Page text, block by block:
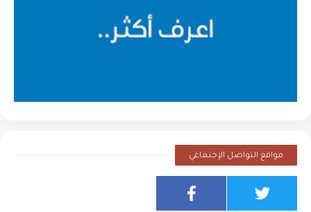
مواقع التواصل الإجتماعي